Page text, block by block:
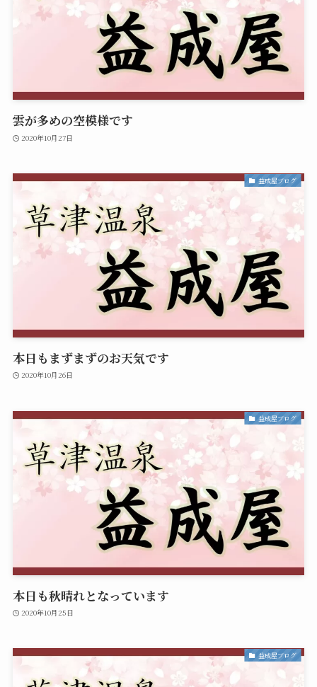
雲が多めの空模様です
2020年10月27日
益成屋ブログ
本日もまずまずのお天気です
2020年10月26日
益成屋ブログ
本日も秋晴れとなっています
2020年10月25日
益成屋ブログ